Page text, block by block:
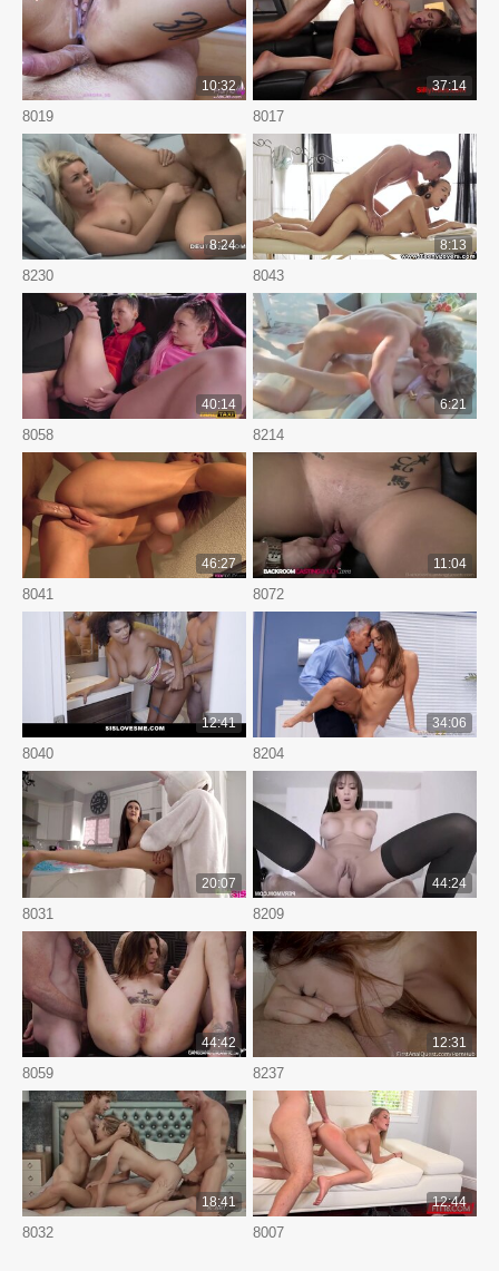
8019
10:32
8017
37:14
8230
8:24
8043
8:13
8058
40:14
8214
6:21
8041
46:27
8072
11:04
8040
12:41
8204
34:06
8031
20:07
8209
44:24
8059
44:42
8237
12:31
8032
18:41
8007
12:44